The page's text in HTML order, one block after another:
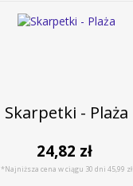
Skarpetki - Plaża
24,82 zł
*Najniższa cena w ciągu 30 dni 45,99 zł